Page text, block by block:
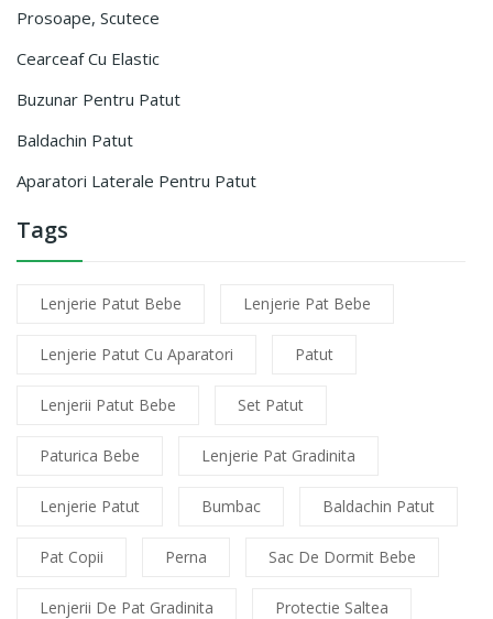
Prosoape, Scutece
Cearceaf Cu Elastic
Buzunar Pentru Patut
Baldachin Patut
Aparatori Laterale Pentru Patut
Tags
Lenjerie Patut Bebe Lenjerie Pat Bebe
Lenjerie Patut Cu Aparatori Patut
Lenjerii Patut Bebe Set Patut
Paturica Bebe Lenjerie Pat Gradinita
Lenjerie Patut Bumbac Baldachin Patut
Pat Copii Perna Sac De Dormit Bebe
Lenjerii De Pat Gradinita Protectie Saltea